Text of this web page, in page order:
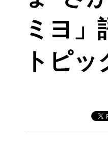
ミヨ」
トピ